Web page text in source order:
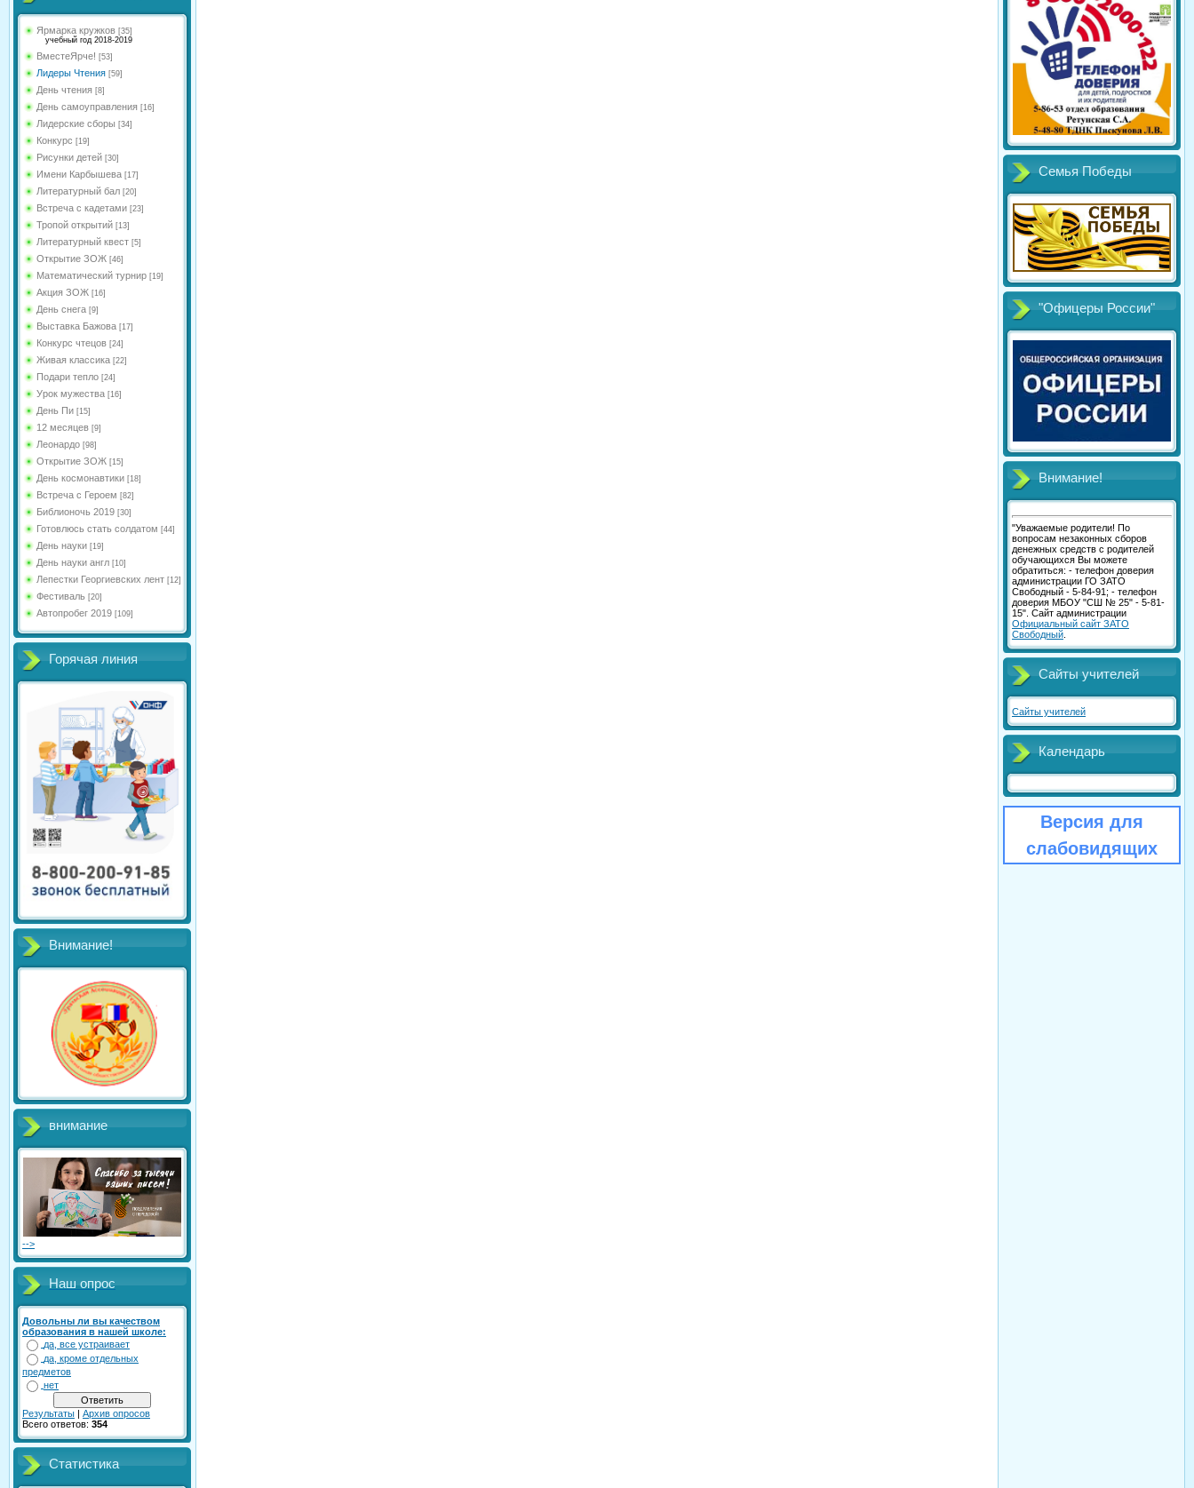
Ярмарка кружков [35]
учебный год 2018-2019
ВместеЯрче! [53]
Лидеры Чтения [59]
День чтения [8]
День самоуправления [16]
Лидерские сборы [34]
Конкурс [19]
Рисунки детей [30]
Имени Карбышева [17]
Литературный бал [20]
Встреча с кадетами [23]
Тропой открытий [13]
Литературный квест [5]
Открытие ЗОЖ [46]
Математический турнир [19]
Акция ЗОЖ [16]
День снега [9]
Выставка Бажова [17]
Конкурс чтецов [24]
Живая классика [22]
Подари тепло [24]
Урок мужества [16]
День Пи [15]
12 месяцев [9]
Леонардо [98]
Открытие ЗОЖ [15]
День космонавтики [18]
Встреча с Героем [82]
Библионочь 2019 [30]
Готовлюсь стать солдатом [44]
День науки [19]
День науки англ [10]
Лепестки Георгиевских лент [12]
Фестиваль [20]
Автопробег 2019 [109]
Горячая линия
Внимание!
внимание
-->
Наш опрос
Довольны ли вы качеством
образования в нашей школе:
да, все устраивает
да, кроме отдельных
предметов
нет
Результаты | Архив опросов
Всего ответов: 354
Статистика
Семья Победы
"Офицеры России"
Внимание!
"Уважаемые родители! По
вопросам незаконных сборов
денежных средств с родителей
обучающихся Вы можете
обратиться: - телефон доверия
администрации ГО ЗАТО
Свободный - 5-84-91; - телефон
доверия МБОУ "СШ № 25" - 5-81-
15". Сайт администрации
Официальный сайт ЗАТО
Свободный
Сайты учителей
Сайты учителей
Календарь
Версия для
слабовидящих